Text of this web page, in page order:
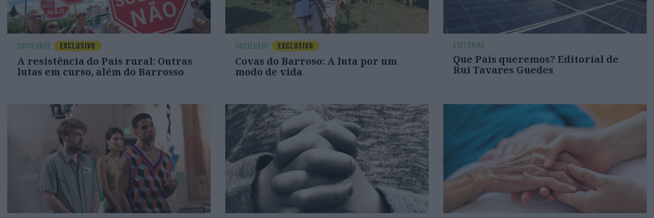
SOCIEDADE EXCLUSIVO
A resistência do País rural: Outras
lutas em curso, além do Barrosso
SOCIEDADE EXCLUSIVO
Covas do Barroso: A luta por um
modo de vida
EDITORIAL
Que País queremos? Editorial de
Rui Tavares Guedes